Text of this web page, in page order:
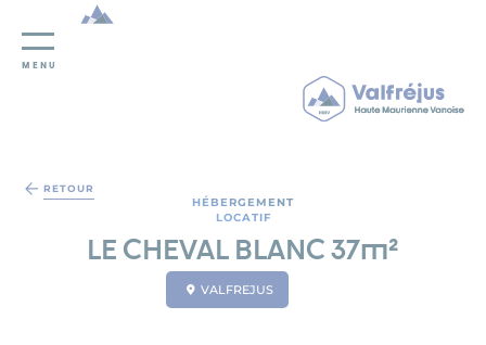
MENU
RETOUR
HÉBERGEMENT
LOCATIF
LE CHEVAL BLANC 37m²
VALFREJUS